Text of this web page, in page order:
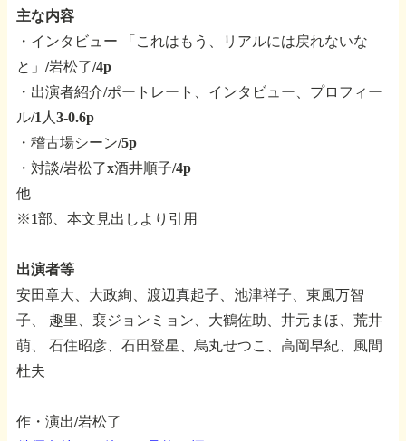
主な内容
・インタビュー 「これはもう、リアルには戻れないな
と」/岩松了/4p
・出演者紹介/ポートレート、インタビュー、プロフィー
ル/1人3-0.6p
・稽古場シーン/5p
・対談/岩松了x酒井順子/4p
他
※1部、本文見出しより引用
出演者等
安田章大、大政絢、渡辺真起子、池津祥子、東風万智
子、
趣里、裵ジョンミョン、大鶴佐助、井元まほ、荒井
萌、
石住昭彦、石田登星、烏丸せつこ、高岡早紀、風間
杜夫
作・演出/岩松了